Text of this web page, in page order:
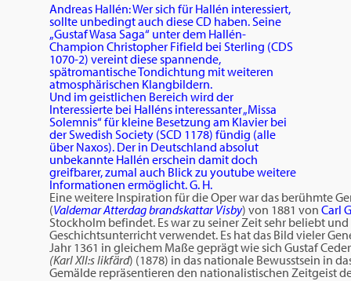
Andreas Hallén: Wer sich für Hallén interessiert,
sollte unbedingt auch diese CD haben. Seine
„Gustaf Wasa Saga“ unter dem Hallén-
Champion Christopher Fifield bei Sterling (CDS
1070-2) vereint diese spannende,
spätromantische Tondichtung mit weiteren
atmosphärischen Klangbildern.
Und im geistlichen Bereich wird der
Interessierte bei Halléns interessanter „Missa
Solemnis“ für kleine Besetzung am Klavier bei
der Swedish Society (SCD 1178) fündig (alle
über Naxos). Der in Deutschland absolut
unbekannte Hallén erschein damit doch
greifbarer, zumal auch Blick zu youtube weitere
Informationen ermöglicht. G. H.
Eine weitere Inspiration für die Oper war das berühmte
(Valdemar Atterdag brandskattar Visby) von 1881 von Carl
Stockholm befindet. Es war zu seiner Zeit sehr beliebt
Geschichtsunterricht verwendet. Es hat das Bild vieler
Jahr 1361 in gleichem Maße geprägt wie sich Gustaf
(Karl XII:s likfärd) (1878) in das nationale Bewusstsein in
Gemälde repräsentieren den nationalistischen Zeitgeist